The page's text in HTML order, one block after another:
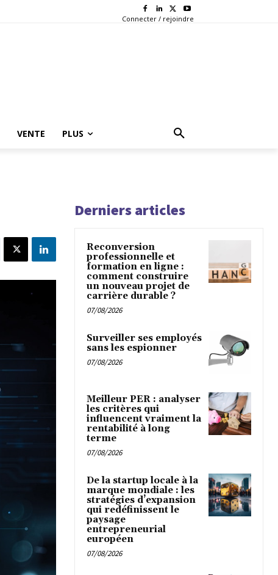
Connecter / rejoindre
VENTE PLUS
Derniers articles
Reconversion
professionnelle et
formation en ligne :
comment construire
un nouveau projet de
carrière durable ?
07/08/2026
Surveiller ses employés
sans les espionner
07/08/2026
Meilleur PER : analyser
les critères qui
influencent vraiment la
rentabilité à long
terme
07/08/2026
De la startup locale à la
marque mondiale : les
stratégies d’expansion
qui redéfinissent le
paysage
entrepreneurial
européen
07/08/2026